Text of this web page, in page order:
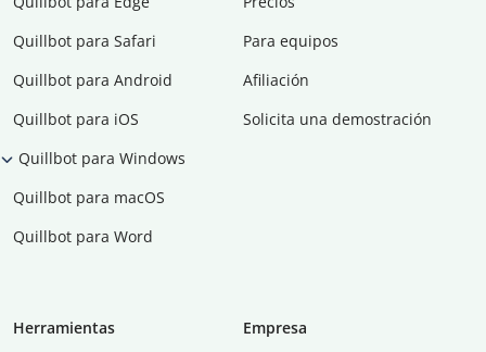
Quillbot para Safari
Quillbot para Android
Quillbot para iOS
Quillbot para Windows
Quillbot para macOS
Quillbot para Word
Para equipos
Afiliación
Solicita una demostración
Herramientas
Empresa